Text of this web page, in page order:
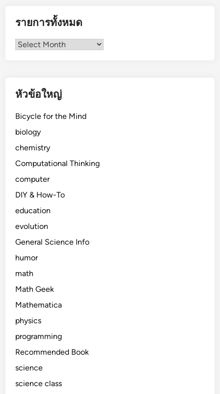
รายการทั้งหมด
รายการ
หัวข้อใหญ่
Bicycle for the Mind
biology
chemistry
Computational Thinking
computer
DIY & How-To
education
evolution
General Science Info
humor
math
Math Geek
Mathematica
physics
programming
Recommended Book
science
science class